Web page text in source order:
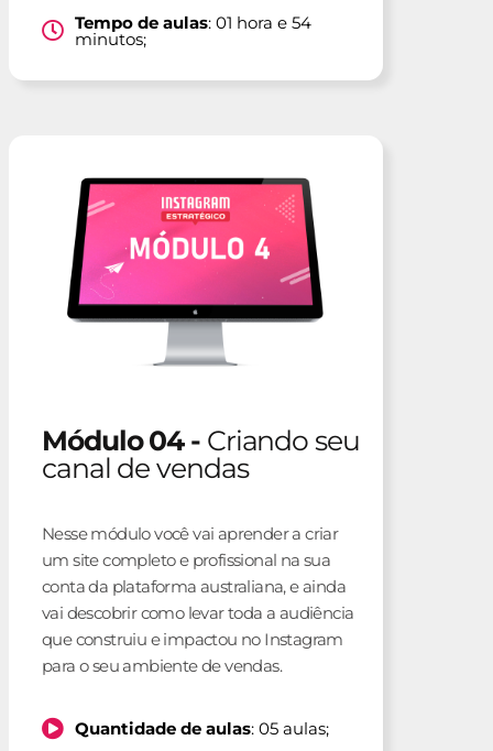
Tempo de aulas: 01 hora e 54
minutos;
Módulo 04 - Criando seu
canal de vendas
Nesse módulo você vai aprender a criar
um site completo e profissional na sua
conta da plataforma australiana, e ainda
vai descobrir como levar toda a audiência
que construiu e impactou no Instagram
para o seu ambiente de vendas.
Quantidade de aulas: 05 aulas;